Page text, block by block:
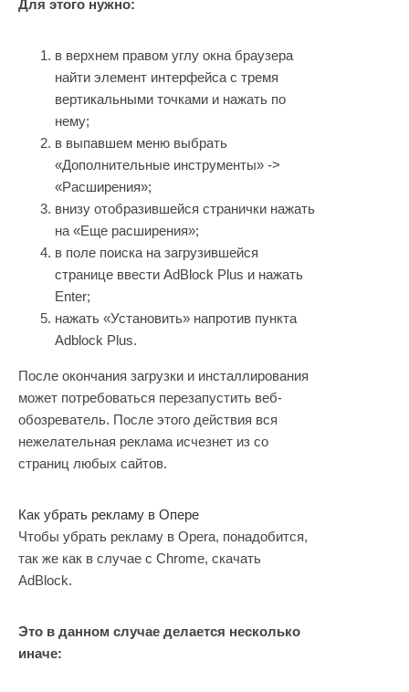
Для этого нужно:
в верхнем правом углу окна браузера
найти элемент интерфейса с тремя
вертикальными точками и нажать по
нему;
в выпавшем меню выбрать
«Дополнительные инструменты» ->
«Расширения»;
внизу отобразившейся странички нажать
на «Еще расширения»;
в поле поиска на загрузившейся
странице ввести AdBlock Plus и нажать
Enter;
нажать «Установить» напротив пункта
Adblock Plus.
После окончания загрузки и инсталлирования
может потребоваться перезапустить веб-
обозреватель. После этого действия вся
нежелательная реклама исчезнет из со
страниц любых сайтов.
Как убрать рекламу в Опере
Чтобы убрать рекламу в Opera, понадобится,
так же как в случае с Chrome, скачать
AdBlock.
Это в данном случае делается несколько
иначе: